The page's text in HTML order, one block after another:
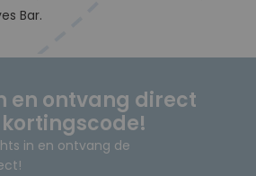
Bar.
en ontvang direct
in en ontvang de